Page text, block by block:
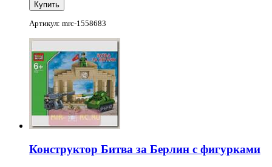
Артикул: mrc-1558683
Конструктор Битва за Берлин с фигурками